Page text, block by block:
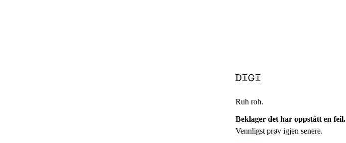
Ruh roh.
Beklager det har oppstått en feil.
Vennligst prøv igjen senere.